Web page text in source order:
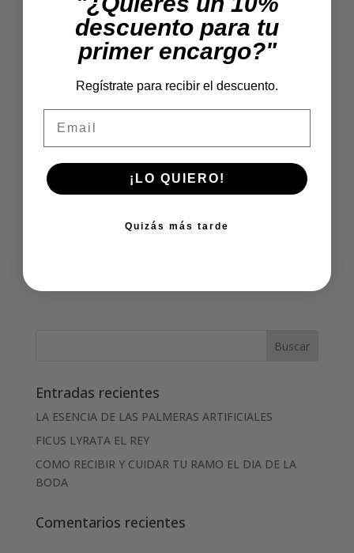
en seguir innovando y adoptándose a las necesidades
cambiantes del mercado.
Confiamos que gracias a ti y todos nuestros clientes
se haga realidad.
Entradas recientes
LA ESENCIA DE LAS PALMERAS ARTIFICIALES
FICUS LYRATA EL REY
COMO RECIBIR Y CUIDAR TU RAMO EL DIA DE LA
BODA
Comentarios recientes
descuento para tu
primer encargo?"
Regístrate para recibir el descuento.
¡LO QUIERO!
Quizás más tarde